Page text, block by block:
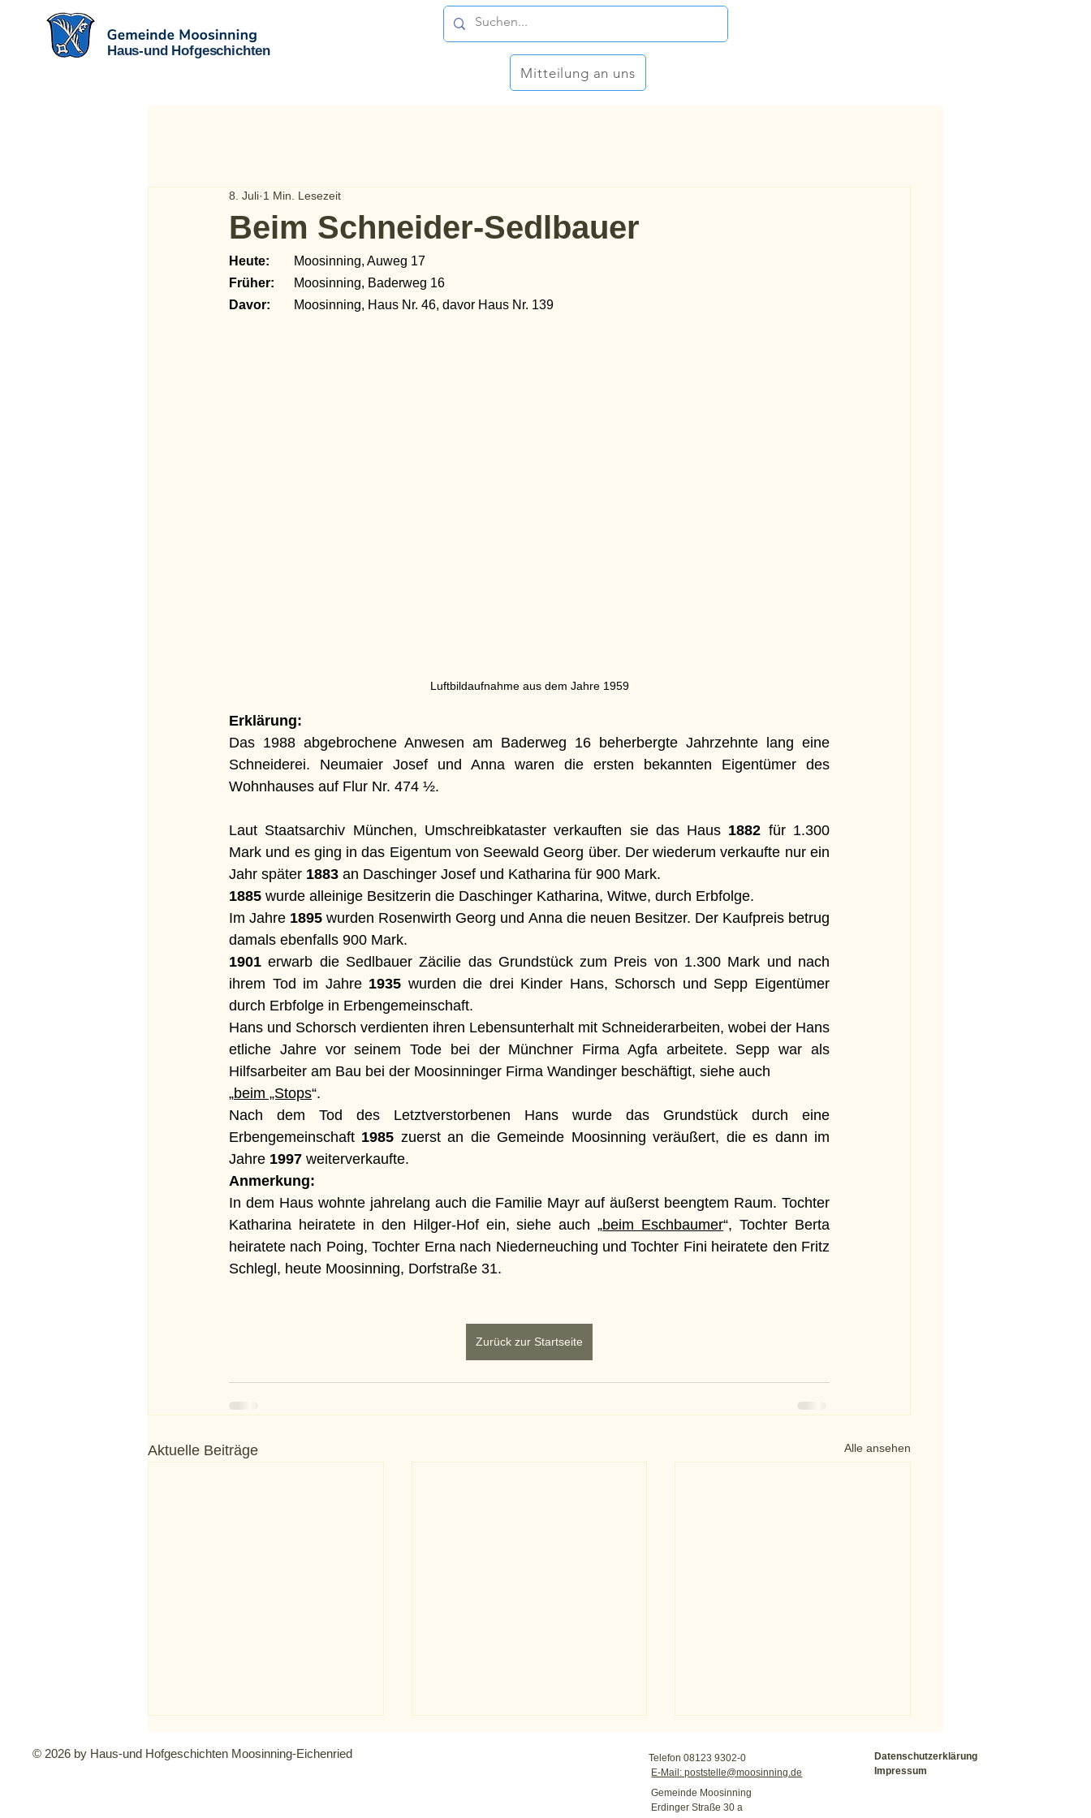
Haus-und Hofgeschichten
Mitteilung an uns
Beim Schneider-Sedlbauer
8. Juli 1 Min. Lesezeit
Heute:
	Moosinning, Auweg 17
Früher:
	Moosinning, Baderweg 16
Davor:
	Moosinning, Haus Nr. 46, davor Haus Nr. 139
Luftbildaufnahme aus dem Jahre 1959
Erklärung:
Das 1988 abgebrochene Anwesen am Baderweg 16 beherbergte Jahrzehnte lang eine
Schneiderei. Neumaier Josef und Anna waren die ersten bekannten Eigentümer des
Wohnhauses auf Flur Nr. 474 ½.
Laut Staatsarchiv München, Umschreibkataster verkauften sie das Haus 1882 für 1.300
Mark und es ging in das Eigentum von Seewald Georg über. Der wiederum verkaufte nur ein
Jahr später 1883 an Daschinger Josef und Katharina für 900 Mark.
1885 wurde alleinige Besitzerin die Daschinger Katharina, Witwe, durch Erbfolge.
Im Jahre 1895 wurden Rosenwirth Georg und Anna die neuen Besitzer. Der Kaufpreis betrug
damals ebenfalls 900 Mark.
1901 erwarb die Sedlbauer Zäcilie das Grundstück zum Preis von 1.300 Mark und nach
ihrem Tod im Jahre 1935 wurden die drei Kinder Hans, Schorsch und Sepp Eigentümer
durch Erbfolge in Erbengemeinschaft.
Hans und Schorsch verdienten ihren Lebensunterhalt mit Schneiderarbeiten, wobei der Hans
etliche Jahre vor seinem Tode bei der Münchner Firma Agfa arbeitete. Sepp war als
Hilfsarbeiter am Bau bei der Moosinninger Firma Wandinger beschäftigt, siehe auch
„beim „Stops“.
Nach dem Tod des Letztverstorbenen Hans wurde das Grundstück durch eine
Erbengemeinschaft 1985 zuerst an die Gemeinde Moosinning veräußert, die es dann im
Jahre 1997 weiterverkaufte.
Anmerkung:
In dem Haus wohnte jahrelang auch die Familie Mayr auf äußerst beengtem Raum. Tochter
Katharina heiratete in den Hilger-Hof ein, siehe auch „beim Eschbaumer“, Tochter Berta
heiratete nach Poing, Tochter Erna nach Niederneuching und Tochter Fini heiratete den Fritz
Schlegl, heute Moosinning, Dorfstraße 31.
Zurück zur Startseite
Aktuelle Beiträge Alle ansehen
Beim Muckl
© 2026 by Haus-und Hofgeschichten Moosinning-Eichenried
Telefon 08123 9302-0
E-Mail: poststelle@moosinning.de
Gemeinde Moosinning
Erdinger Straße 30 a
Datenschutzerklärung
Impressum